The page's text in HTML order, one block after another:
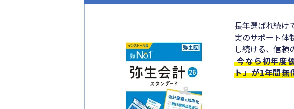
長年選ばれ続け
実のサポート体
し続ける、信頼
今なら初年度
ト」が1年間無